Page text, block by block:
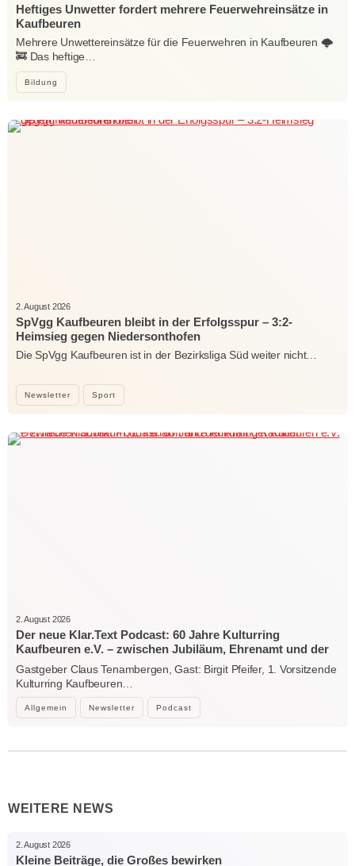
Bildung
Heftiges Unwetter fordert mehrere Feuerwehreinsätze in
Kaufbeuren
Mehrere Unwettereinsätze für die Feuerwehren in Kaufbeuren 🌩️
🚒 Das heftige…
Newsletter Sport
2. August 2026
SpVgg Kaufbeuren bleibt in der Erfolgsspur – 3:2-
Heimsieg gegen Niedersonthofen
Die SpVgg Kaufbeuren ist in der Bezirksliga Süd weiter nicht…
Allgemein Newsletter Podcast
2. August 2026
Der neue Klar.Text Podcast: 60 Jahre Kulturring
Kaufbeuren e.V. – zwischen Jubiläum, Ehrenamt und der
Kraft der Kultur
Gastgeber Claus Tenambergen, Gast: Birgit Pfeifer, 1. Vorsitzende
Kulturring Kaufbeuren…
WEITERE NEWS
2. August 2026
Kleine Beiträge, die Großes bewirken